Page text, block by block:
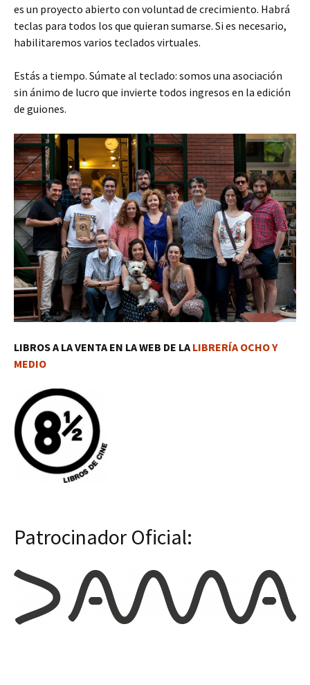
es un proyecto abierto con voluntad de crecimiento. Habrá
teclas para todos los que quieran sumarse. Si es necesario,
habilitaremos varios teclados virtuales.
Estás a tiempo. Súmate al teclado: somos una asociación
sin ánimo de lucro que invierte todos ingresos en la edición
de guiones.
LIBROS A LA VENTA EN LA WEB DE LA LIBRERÍA OCHO Y
MEDIO
Patrocinador Oficial: